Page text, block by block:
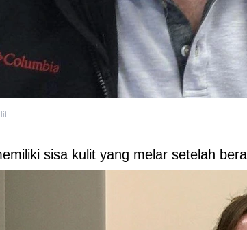
sisa kulit yang melar setelah